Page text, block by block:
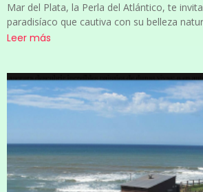
Mar del Plata, la Perla del Atlántico, te
paradisíaco que cautiva con su belleza
Leer más